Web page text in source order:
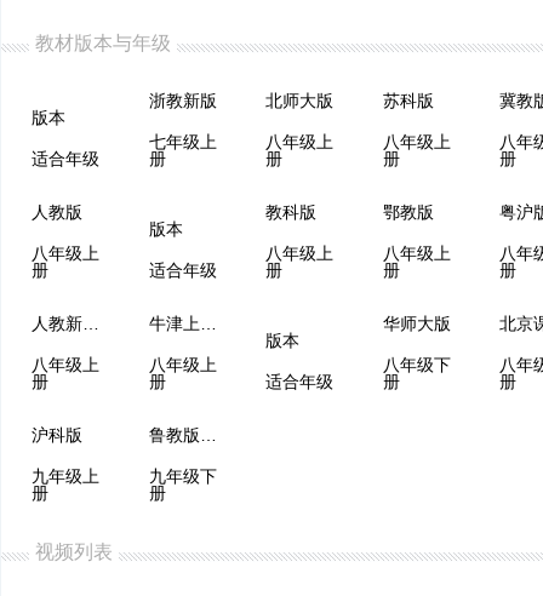
教材版本与年级
版本
适合年级
浙教新版
七年级上
册
北师大版
八年级上
册
苏科版
八年级上
册
冀教
八年
册
人教版
八年级上
册
版本
适合年级
教科版
八年级上
册
鄂教版
八年级上
册
粤沪
八年
册
八年级上
册
八年级上
册
版本
适合年级
华师大版
八年级下
册
八年
册
沪科版
九年级上
册
九年级下
册
视频列表